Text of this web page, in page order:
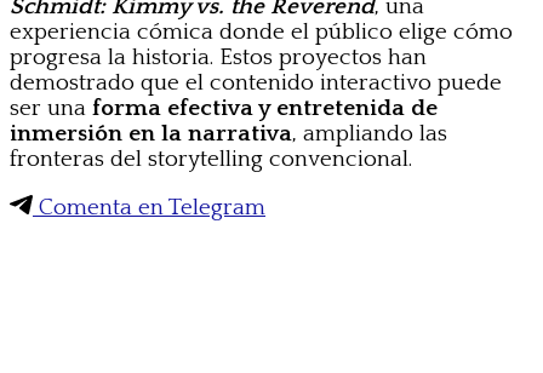
Schmidt: Kimmy vs. the Reverend, una
experiencia cómica donde el público elige cómo
progresa la historia. Estos proyectos han
demostrado que el contenido interactivo puede
ser una forma efectiva y entretenida de
inmersión en la narrativa, ampliando las
fronteras del storytelling convencional.
Comenta en Telegram